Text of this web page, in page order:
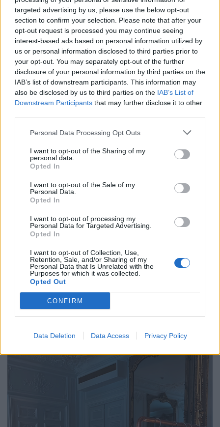
targeted advertising by us, please use the below opt-out
section to confirm your selection. Please note that after your
opt-out request is processed you may continue seeing
interest-based ads based on personal information utilized by
us or personal information disclosed to third parties prior to
your opt-out. You may separately opt-out of the further
disclosure of your personal information by third parties on the
IAB’s list of downstream participants. This information may
also be disclosed by us to third parties on the IAB’s List of
Downstream Participants that may further disclose it to other
Personal Data Processing Opt Outs
I want to opt-out of the Sharing of my
personal data.
Opted In
I want to opt-out of the Sale of my
Personal Data.
Opted In
I want to opt-out of processing my
Personal Data for Targeted Advertising.
Opted In
I want to opt-out of Collection, Use,
Retention, Sale, and/or Sharing of my
Personal Data that Is Unrelated with the
Purposes for which it was collected.
Opted Out
CONFIRM
Data Deletion Data Access Privacy Policy
habe ich enge Beziehungen zu PrivatarchivarInnen
aufgebaut: Heute melden sich SammlerInnen von
Amerika bis Asien bei mir, wenn sie etwas verkaufen